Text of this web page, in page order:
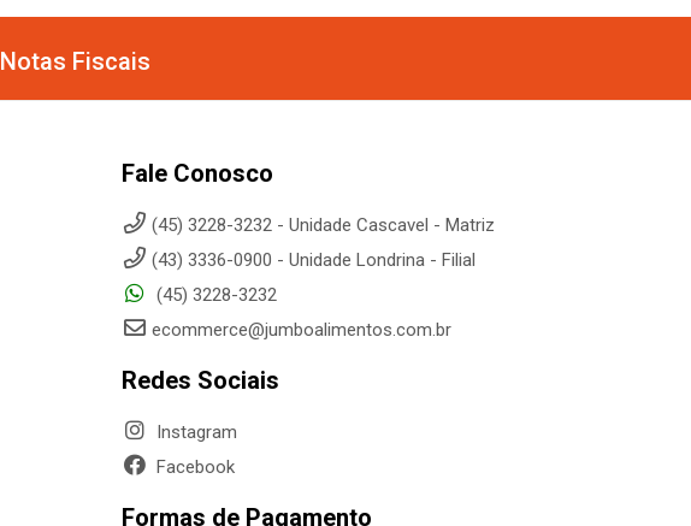
Notas Fiscais
Fale Conosco
(45) 3228-3232 - Unidade Cascavel - Matriz
(43) 3336-0900 - Unidade Londrina - Filial
(45) 3228-3232
ecommerce@jumboalimentos.com.br
Redes Sociais
Instagram
Facebook
Formas de Pagamento